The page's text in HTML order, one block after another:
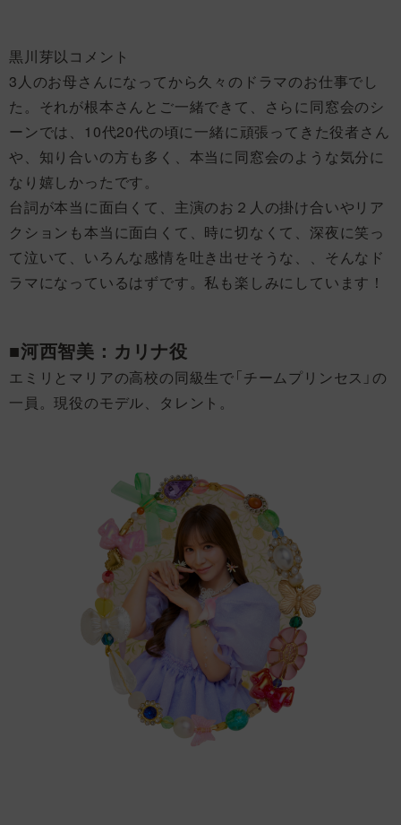
黒川芽以コメント
3人のお母さんになってから久々のドラマのお仕事でし
た。それが根本さんとご一緒できて、さらに同窓会のシ
ーンでは、10代20代の頃に一緒に頑張ってきた役者さん
や、知り合いの方も多く、本当に同窓会のような気分に
なり嬉しかったです。
台詞が本当に面白くて、主演のお２人の掛け合いやリア
クションも本当に面白くて、時に切なくて、深夜に笑っ
て泣いて、いろんな感情を吐き出せそうな、、そんなド
ラマになっているはずです。私も楽しみにしています！
■河西智美：カリナ役
エミリとマリアの高校の同級生で「チームプリンセス」の
一員。現役のモデル、タレント。